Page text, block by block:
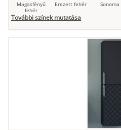
Magasfényű
fehér
Erezett fehér Sonoma
Nádzöld
További színek mutatása